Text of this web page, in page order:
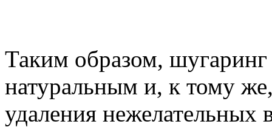
Таким образом, шугаринг
натуральным и, к тому
удаления нежелательных